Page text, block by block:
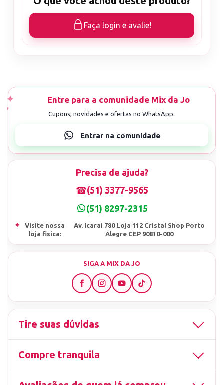
Faça login e avalie!
Precisa de ajuda?
☎(51) 3377-9565
(51) 8297-2315
⌖
Visite nossa
loja fisica:
Av. Icarai 780 Loja 112 Cristal Shop Porto
Alegre CEP 90810-000
SIGA A MIX DA JO
Tire suas dúvidas
Compre tranquila